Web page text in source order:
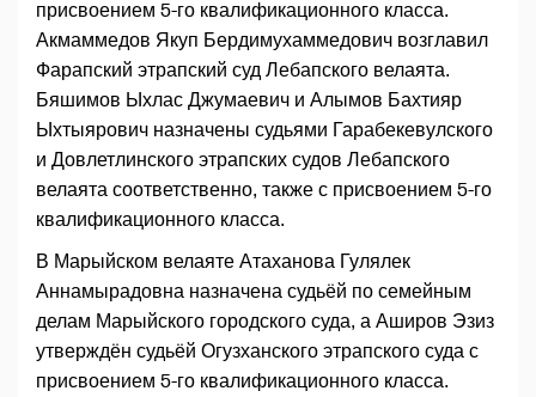
присвоением 5-го квалификационного класса.
Акмаммедов Якуп Бердимухаммедович возглавил
Фарапский этрапский суд Лебапского велаята.
Бяшимов Ыхлас Джумаевич и Алымов Бахтияр
Ыхтыярович назначены судьями Гарабекевулского
и Довлетлинского этрапских судов Лебапского
велаята соответственно, также с присвоением 5-го
квалификационного класса.
В Марыйском велаяте Атаханова Гулялек
Аннамырадовна назначена судьёй по семейным
делам Марыйского городского суда, а Аширов Эзиз
утверждён судьёй Огузханского этрапского суда с
присвоением 5-го квалификационного класса.